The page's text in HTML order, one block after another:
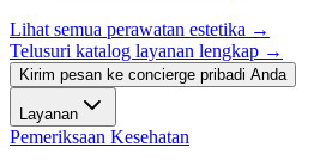
Lihat semua perawatan estetika →
Telusuri katalog layanan lengkap →
Kirim pesan ke concierge pribadi Anda
Layanan
Pemeriksaan Kesehatan